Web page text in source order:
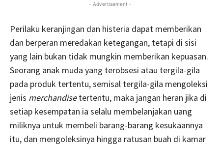
- Advertisement -
Perilaku keranjingan dan histeria dapat memberikan
dan berperan meredakan ketegangan, tetapi di sisi
yang lain bukan tidak mungkin memberikan kepuasan.
Seorang anak muda yang terobsesi atau tergila-gila
pada produk tertentu, semisal tergila-gila mengoleksi
jenis merchandisetertentu, maka jangan heran jika di
setiap kesempatan ia selalu membelanjakan uang
miliknya untuk membeli barang-barang kesukaannya
itu, dan mengoleksinya hingga ratusan buah di kamar